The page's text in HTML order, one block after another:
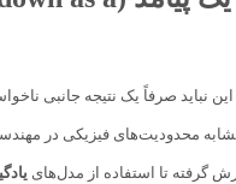
نباید صرفاً یک نتیجه جانبی
محدودیت‌های فیزیکی در
گرفته تا استفاده از مدل‌های